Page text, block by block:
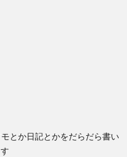
とか日記とかをだらだら書い